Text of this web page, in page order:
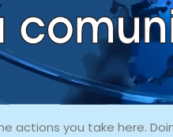
you take here.